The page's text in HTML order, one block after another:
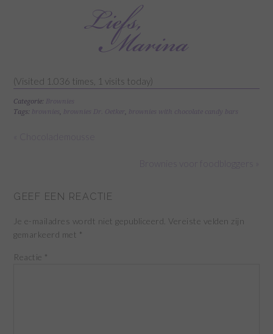
(Visited 1.036 times, 1 visits today)
Categorie: Brownies
Tags: brownies, brownies Dr. Oetker, brownies with chocolate candy bars
Brownies voor foodbloggers »
GEEF EEN REACTIE
Je e-mailadres wordt niet gepubliceerd. Vereiste velden zijn
gemarkeerd met *
Reactie *